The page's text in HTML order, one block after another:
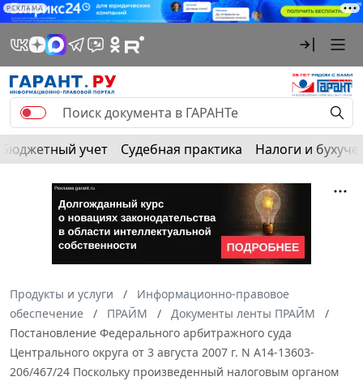
РЕКЛАМА
Бюджетный учет Судебная практика Налоги и
Продукты и услуги
Информационно-правовое
обеспечение
ПРАЙМ
Документы ленты ПРАЙМ
Постановление Федерального арбитражного суда
Центрального округа от 3 августа 2007 г. N А14-13603-
206/467/24 Поскольку произведенный налоговым органом